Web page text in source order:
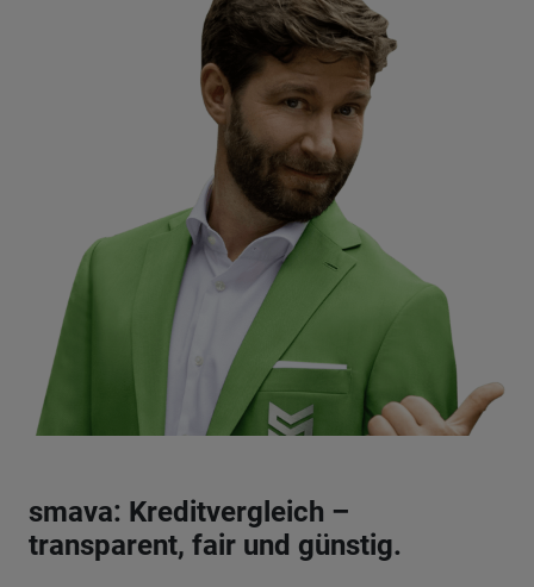
smava: Kreditvergleich –
transparent, fair und günstig.